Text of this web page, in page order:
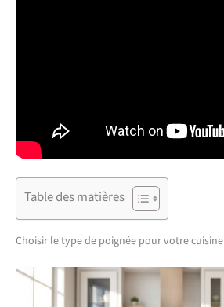
Table des matières
Choisir le type de poignée pour votre cuisine